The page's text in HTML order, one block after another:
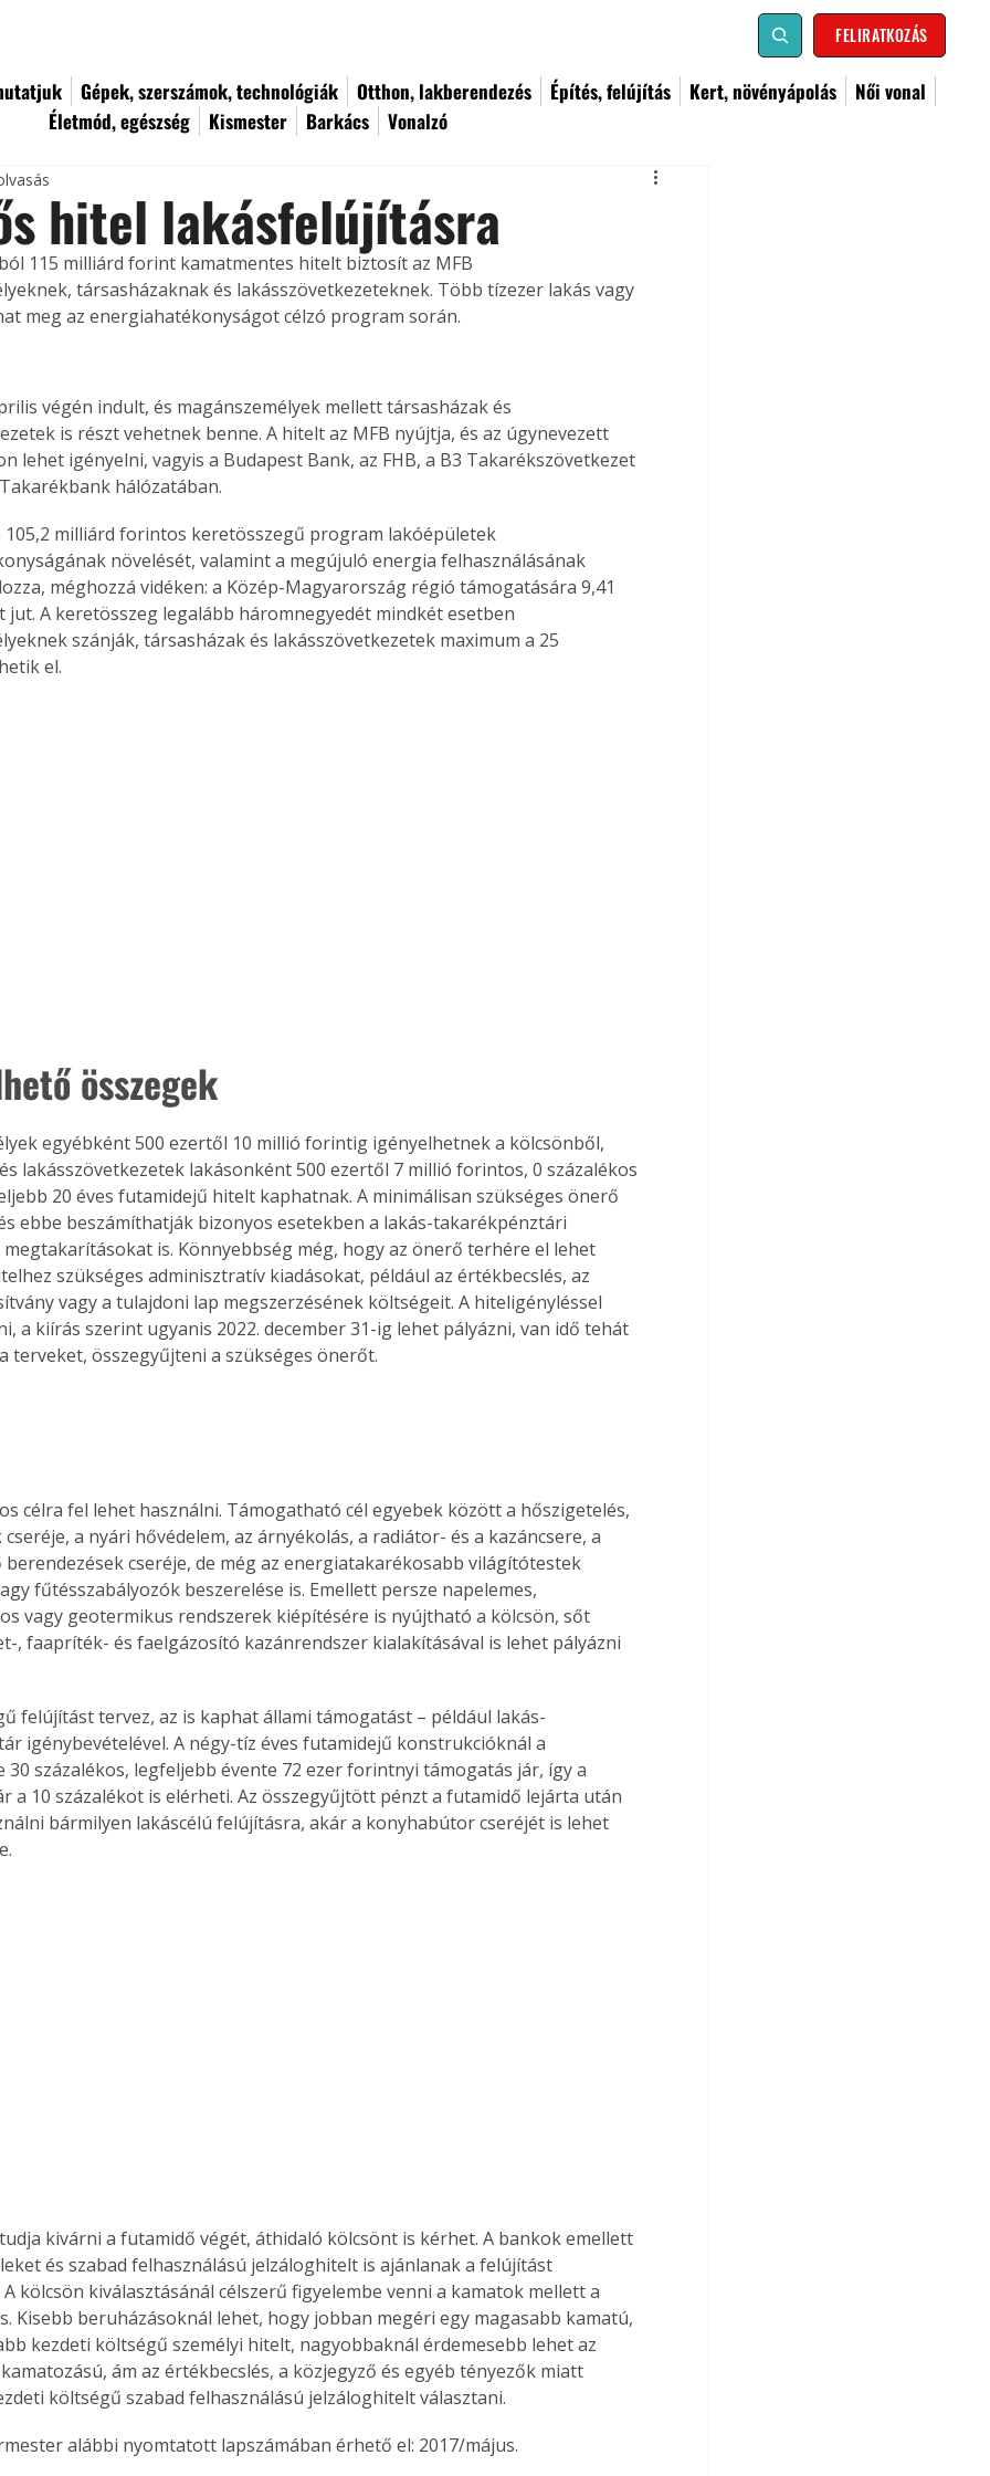
FELIRATKOZÁS
Gépek, szerszámok, technológiák Otthon, lakberendezés Építés, felújítás Kert, növényápolás
Női vonal
Életmód, egészség
Kismester Barkács Vonalzó
új,
egyedi
vagy
is
élve
megrendelhetők!
hitel lakásfelújításra
115 milliárd forint kamatmentes hitelt biztosít az MFB
társasházaknak és lakásszövetkezeteknek. Több tízezer lakás vagy
meg az energiahatékonyságot célzó program során.
végén indult, és magánszemélyek mellett társasházak és
is részt vehetnek benne. A hitelt az MFB nyújtja, és az úgynevezett
lehet igényelni, vagyis a Budapest Bank, az FHB, a B3 Takarékszövetkezet
hálózatában.
105,2 milliárd forintos keretösszegű program lakóépületek
növelését, valamint a megújuló energia felhasználásának
méghozzá vidéken: a Közép-Magyarország régió támogatására 9,41
A keretösszeg legalább háromnegyedét mindkét esetben
szánják, társasházak és lakásszövetkezetek maximum a 25
el.
összegek
egyébként 500 ezertől 10 millió forintig igényelhetnek a kölcsönből,
lakásszövetkezetek lakásonként 500 ezertől 7 millió forintos, 0 százalékos
20 éves futamidejű hitelt kaphatnak. A minimálisan szükséges önerő
ebbe beszámíthatják bizonyos esetekben a lakás-takarékpénztári
megtakarításokat is. Könnyebbség még, hogy az önerő terhére el lehet
szükséges adminisztratív kiadásokat, például az értékbecslés, az
vagy a tulajdoni lap megszerzésének költségeit. A hiteligényléssel
a kiírás szerint ugyanis 2022. december 31-ig lehet pályázni, van idő tehát
terveket, összegyűjteni a szükséges önerőt.
célra fel lehet használni. Támogatható cél egyebek között a hőszigetelés,
a nyári hővédelem, az árnyékolás, a radiátor- és a kazáncsere, a
berendezések cseréje, de még az energiatakarékosabb világítótestek
fűtésszabályozók beszerelése is. Emellett persze napelemes,
vagy geotermikus rendszerek kiépítésére is nyújtható a kölcsön, sőt
, faapríték- és faelgázosító kazánrendszer kialakításával is lehet pályázni
felújítást tervez, az is kaphat állami támogatást – például lakás-
igénybevételével. A négy-tíz éves futamidejű konstrukcióknál a
30 százalékos, legfeljebb évente 72 ezer forintnyi támogatás jár, így a
a 10 százalékot is elérheti. Az összegyűjtött pénzt a futamidő lejárta után
bármilyen lakáscélú felújításra, akár a konyhabútor cseréjét is lehet
kivárni a futamidő végét, áthidaló kölcsönt is kérhet. A bankok emellett
és szabad felhasználású jelzáloghitelt is ajánlanak a felújítást
kölcsön kiválasztásánál célszerű figyelembe venni a kamatok mellett a
Kisebb beruházásoknál lehet, hogy jobban megéri egy magasabb kamatú,
kezdeti költségű személyi hitelt, nagyobbaknál érdemesebb lehet az
ám az értékbecslés, a közjegyző és egyéb tényezők miatt
költségű szabad felhasználású jelzáloghitelt választani.
alábbi nyomtatott lapszámában érhető el: 2017/május.